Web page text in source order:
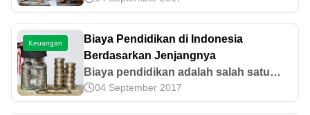
tentang definisi, tujuan, manfaat,
keuntungan, dan kekurangannya di
artikel ini!
Keuangan
Biaya Pendidikan di Indonesia
Berdasarkan Jenjangnya
Biaya pendidikan adalah salah satu
kebutuhan prioritas dalam manajemen
keuangan rumah tangga. Yuk, cari tahu
04 September 2017